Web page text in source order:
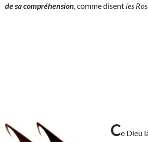
de sa compréhension , comme disent les
Ce Dieu